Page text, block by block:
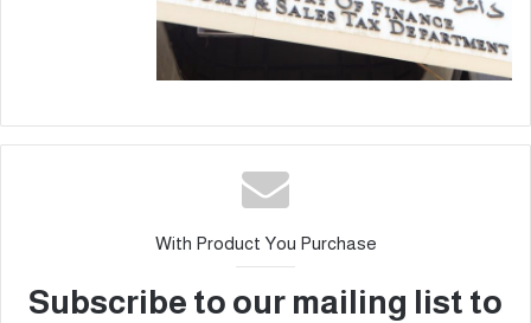
With Product You Purchase
Subscribe to our mailing list to